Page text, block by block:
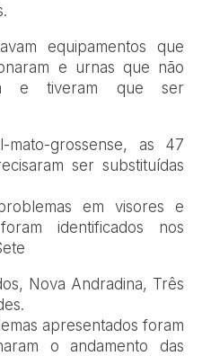
equipamentos que
e urnas que não
e tiveram que ser
grossense, as 47
ser substituídas
em visores e
identificados nos
Nova Andradina, Três
apresentados foram
o andamento das